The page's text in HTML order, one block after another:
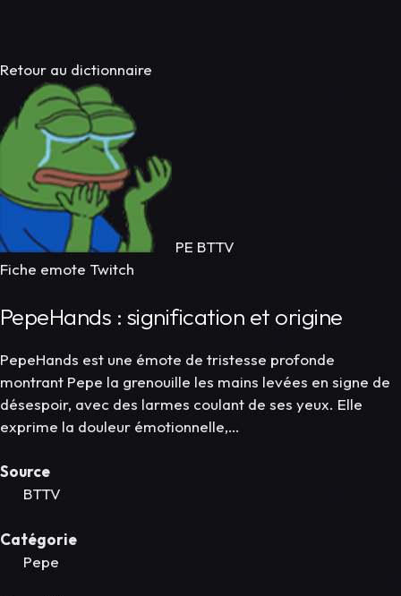
Retour au dictionnaire
PE BTTV
Fiche emote Twitch
PepeHands : signification et origine
PepeHands est une émote de tristesse profonde
montrant Pepe la grenouille les mains levées en signe de
désespoir, avec des larmes coulant de ses yeux. Elle
exprime la douleur émotionnelle,…
Source
BTTV
Catégorie
Pepe